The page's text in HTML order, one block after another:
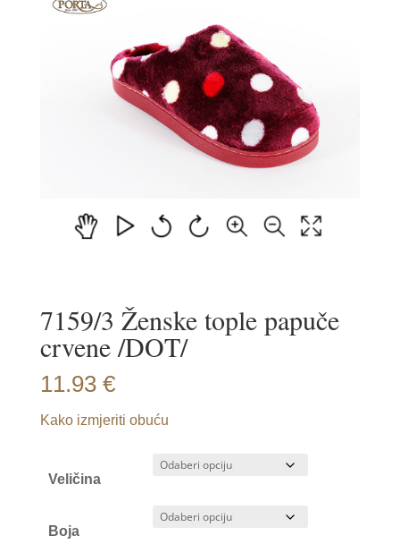
7159/3 Ženske tople papuče
crvene /DOT/
11.93 €
Kako izmjeriti obuću
Veličina
Boja